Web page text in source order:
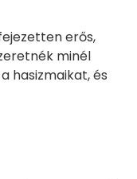
erős,
minél
hasizmaikat, és